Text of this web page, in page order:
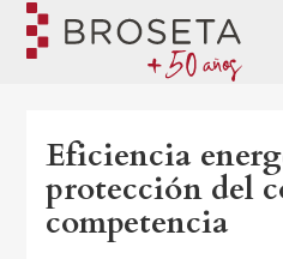
Eficiencia
protección del
competencia